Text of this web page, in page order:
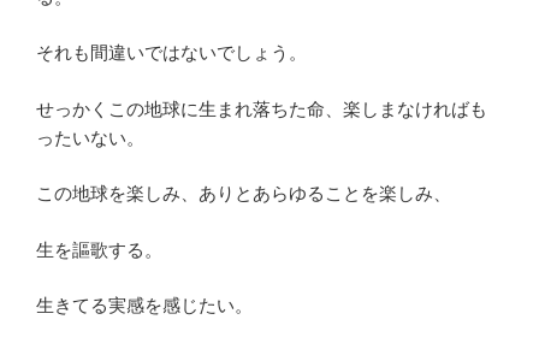
それも間違いではないでしょう。
せっかくこの地球に生まれ落ちた命、楽しまなければも
ったいない。
この地球を楽しみ、ありとあらゆることを楽しみ、
生を謳歌する。
生きてる実感を感じたい。